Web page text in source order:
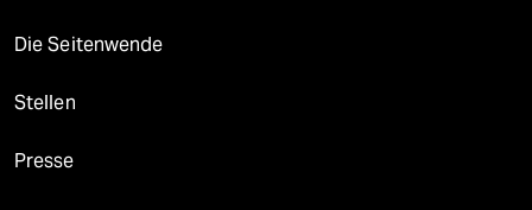
Die Seitenwende
Stellen
Presse